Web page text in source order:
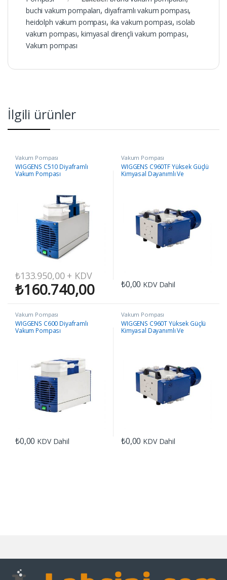
buchi vakum pompaları, diyaframlı vakum pompası,
heidolph vakum pompası, ıka vakum pompası,ısolab
vakum pompası, kimyasal dirençli vakum pompası,
Vakum pompası
İlgili ürünler
Vakum Pompası
WIGGENS C510 Diyaframlı
Vakum Pompası
₺133.950,00+ KDV
₺160.740,00
Vakum Pompası
WIGGENS C960TF Yüksek Güçlü
Kimyasal Dayanımlı Ve
₺0,00 KDV Dahil
Vakum Pompası
WIGGENS C600 Diyaframlı
Vakum Pompası
₺0,00 KDV Dahil
Vakum Pompası
WIGGENS C960T Yüksek Güçlü
Kimyasal Dayanımlı Ve
₺0,00 KDV Dahil